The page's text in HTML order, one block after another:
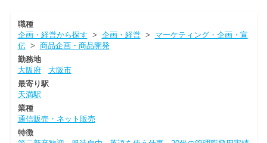
職種
企画・経営から探す > 企画・経営> マーケティング・企画・宣
伝> 商品企画・商品開発
勤務地
大阪府
大阪市
最寄り駅
天満駅
業種
通信販売・ネット販売
特徴